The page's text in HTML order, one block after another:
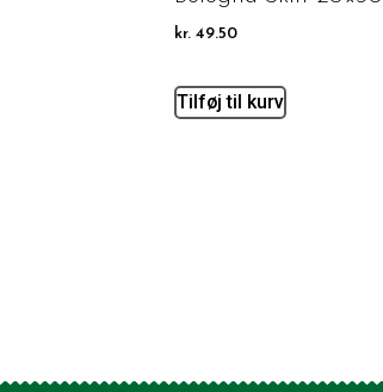
kr. 49.50
Tilføj til kurv